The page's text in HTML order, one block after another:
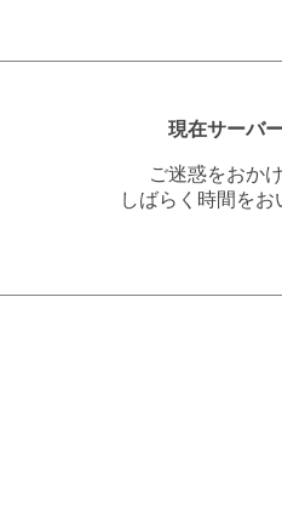
現在サーバ
ご迷惑をおか
しばらく時間を